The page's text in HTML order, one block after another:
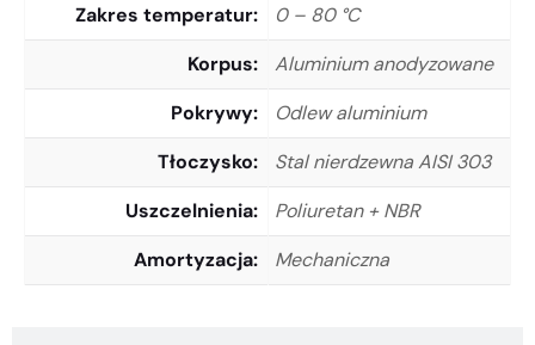
Zakres temperatur
0 – 80 °C
Korpus
Aluminium anodyzowane
Pokrywy
Odlew aluminium
Tłoczysko
Stal nierdzewna AISI 303
Uszczelnienia
Poliuretan + NBR
Amortyzacja
Mechaniczna